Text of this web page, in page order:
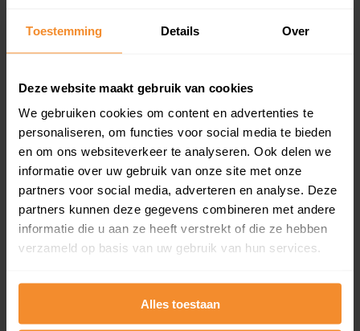
Toestemming Details Over
Deze website maakt gebruik van cookies
We gebruiken cookies om content en advertenties te
personaliseren, om functies voor social media te bieden
en om ons websiteverkeer te analyseren. Ook delen we
informatie over uw gebruik van onze site met onze
partners voor social media, adverteren en analyse. Deze
partners kunnen deze gegevens combineren met andere
informatie die u aan ze heeft verstrekt of die ze hebben
verzameld op basis van uw gebruik van hun services.
Alles toestaan
en koopdatum) binnen een postcodegebied. Dit
koopsommen.
Bekijk product
Direct leverbaar
Kadastrale kaart pakket
Alleen globale ligging perceel